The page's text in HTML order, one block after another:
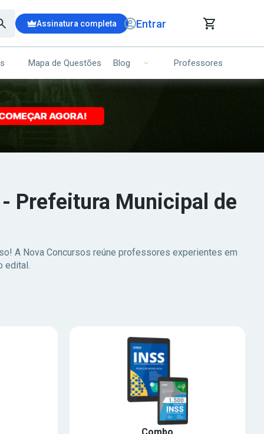
Assinatura completa Entrar
DE COMPRAS
(00)
Ops!
Seu carrinho ainda está vazio.
Mapa de Questões Blog Professores
Prefeitura Municipal de
A Nova Concursos reúne professores experientes em
edital.
Combo